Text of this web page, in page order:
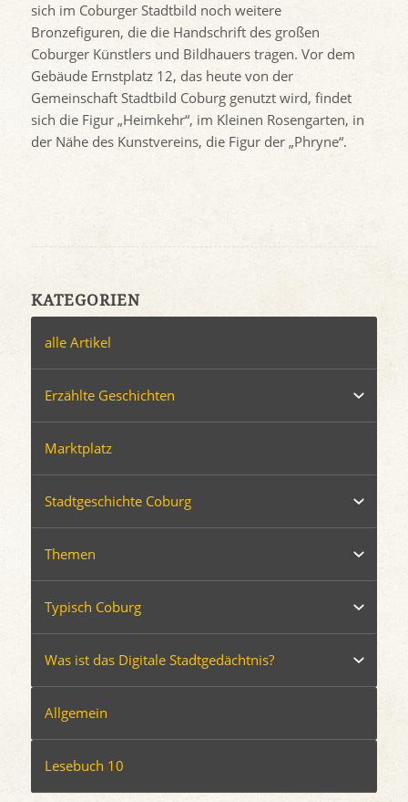
sich im Coburger Stadtbild noch weitere
Bronzefiguren, die die Handschrift des großen
Coburger Künstlers und Bildhauers tragen. Vor dem
Gebäude Ernstplatz 12, das heute von der
Gemeinschaft Stadtbild Coburg genutzt wird, findet
sich die Figur „Heimkehr“, im Kleinen Rosengarten, in
der Nähe des Kunstvereins, die Figur der „Phryne“.
KATEGORIEN
alle Artikel
Erzählte Geschichten
Marktplatz
Stadtgeschichte Coburg
Themen
Typisch Coburg
Was ist das Digitale Stadtgedächtnis?
Allgemein
Lesebuch 10